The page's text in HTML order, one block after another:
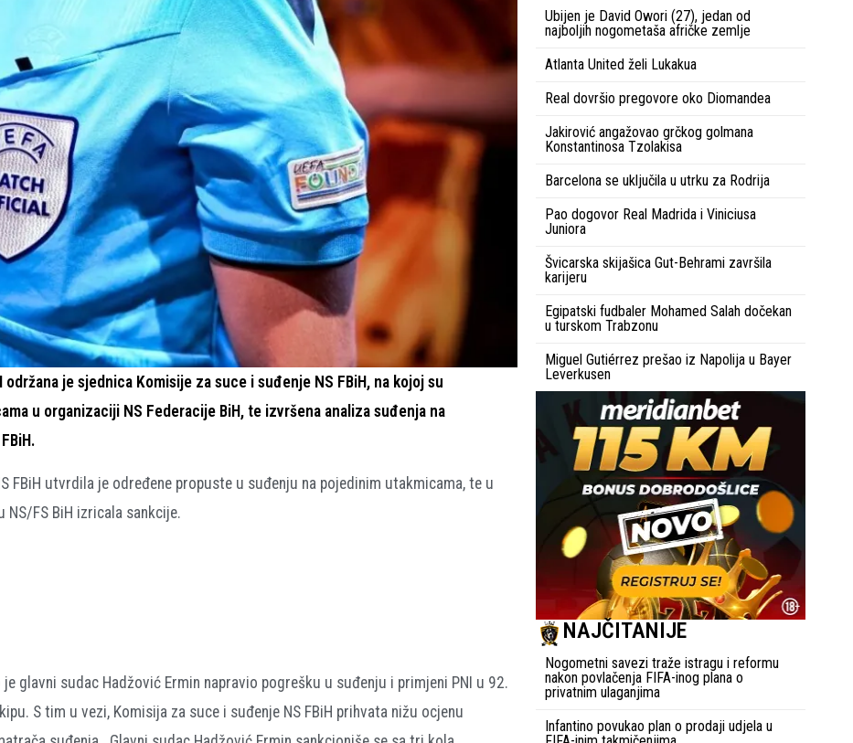
je sjednica Komisije za suce i suđenje NS FBiH, na kojoj su
u organizaciji NS Federacije BiH, te izvršena analiza suđenja na
FBiH utvrdila je određene propuste u suđenju na pojedinim utakmicama, te u
FS BiH izricala sankcije.
glavni sudac Hadžović Ermin napravio pogrešku u suđenju i primjeni PNI u 92.
S tim u vezi, Komisija za suce i suđenje NS FBiH prihvata nižu ocjenu
Ubijen je David Owori (27), jedan od
najboljih nogometaša afričke zemlje
Atlanta United želi Lukakua
Real dovršio pregovore oko Diomandea
Jakirović angažovao grčkog golmana
Konstantinosa Tzolakisa
Barcelona se uključila u utrku za Rodrija
Pao dogovor Real Madrida i Viniciusa
Juniora
Švicarska skijašica Gut-Behrami završila
karijeru
Egipatski fudbaler Mohamed Salah dočekan
u turskom Trabzonu
Miguel Gutiérrez prešao iz Napolija u Bayer
Leverkusen
NAJČITANIJE
Nogometni savezi traže istragu i reformu
nakon povlačenja FIFA-inog plana o
privatnim ulaganjima
Infantino povukao plan o prodaji udjela u